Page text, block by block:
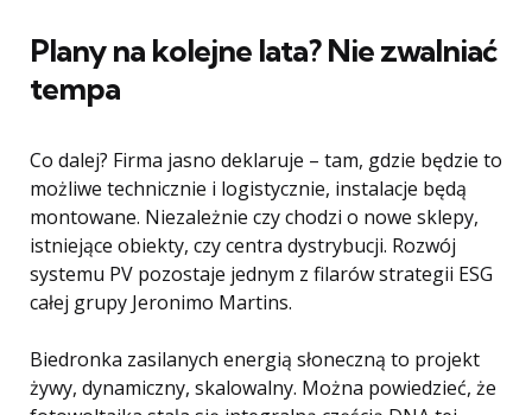
Plany na kolejne lata? Nie zwalniać
tempa
Co dalej? Firma jasno deklaruje – tam, gdzie będzie to
możliwe technicznie i logistycznie, instalacje będą
montowane. Niezależnie czy chodzi o nowe sklepy,
istniejące obiekty, czy centra dystrybucji. Rozwój
systemu PV pozostaje jednym z filarów strategii ESG
całej grupy Jeronimo Martins.
Biedronka zasilanych energią słoneczną to projekt
żywy, dynamiczny, skalowalny. Można powiedzieć, że